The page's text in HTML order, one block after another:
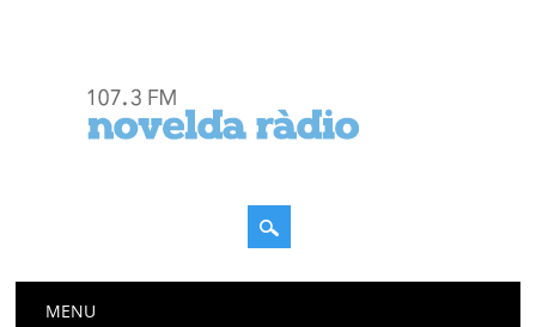
Menú principal
MENU